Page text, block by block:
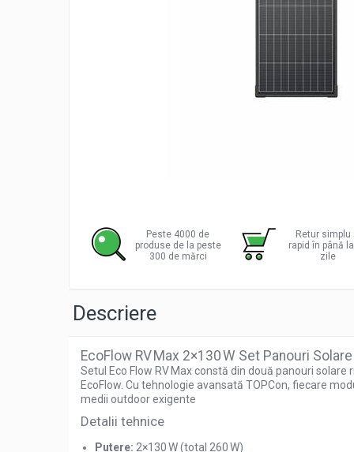
Controlere solare
Convertoare de tensiune
Sisteme de stocare energie
Pachete complete stocare energie
Sisteme de Stocare Comerciale
Sisteme fotovoltaice complete
Peste 4000 de
produse de la peste
300 de mărci
Retur simplu
rapid în până
zile
Descriere
EcoFlow RV Max 2×130 W Set Panouri
Setul Eco Flow RV Max constă din două panouri
EcoFlow. Cu tehnologie avansată TOPCon, fiecare
medii outdoor exigente
Detalii tehnice
Putere: 2×130 W (total 260 W)